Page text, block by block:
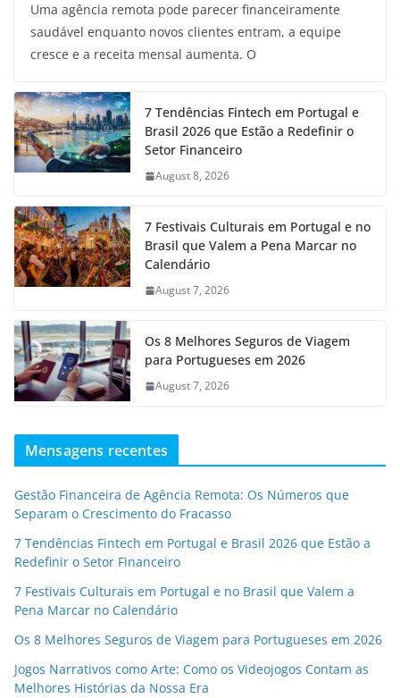
Uma agência remota pode parecer financeiramente
saudável enquanto novos clientes entram, a equipe
cresce e a receita mensal aumenta. O
7 Tendências Fintech em Portugal e
Brasil 2026 que Estão a Redefinir o
Setor Financeiro
August 8, 2026
7 Festivais Culturais em Portugal e no
Brasil que Valem a Pena Marcar no
Calendário
August 7, 2026
Os 8 Melhores Seguros de Viagem
para Portugueses em 2026
August 7, 2026
Mensagens recentes
Gestão Financeira de Agência Remota: Os Números que
Separam o Crescimento do Fracasso
7 Tendências Fintech em Portugal e Brasil 2026 que Estão a
Redefinir o Setor Financeiro
7 Festivais Culturais em Portugal e no Brasil que Valem a
Pena Marcar no Calendário
Os 8 Melhores Seguros de Viagem para Portugueses em 2026
Jogos Narrativos como Arte: Como os Videojogos Contam as
Melhores Histórias da Nossa Era